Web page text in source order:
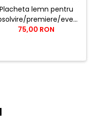
Placheta lemn pentru
premiere/
- optiuni de
75,00 RON